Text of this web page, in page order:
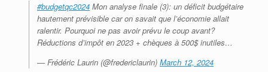
#budgetqc2024 Mon analyse finale (3): un déficit budgétaire
hautement prévisible car on savait que l’économie allait
ralentir. Pourquoi ne pas avoir prévu le coup avant?
Réductions d’impôt en 2023 + chèques à 500$ inutiles…
— Frédéric Laurin (@fredericlaurin) March 12, 2024